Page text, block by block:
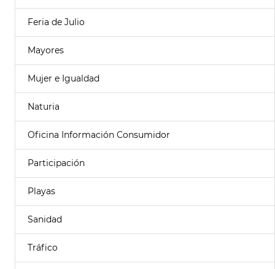
Feria de Julio
Mayores
Mujer e Igualdad
Naturia
Oficina Información Consumidor
Participación
Playas
Sanidad
Tráfico